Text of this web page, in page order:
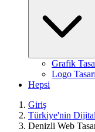
Grafik
Logo
Hepsi
Giriş
Türkiye'nin
Denizli Web